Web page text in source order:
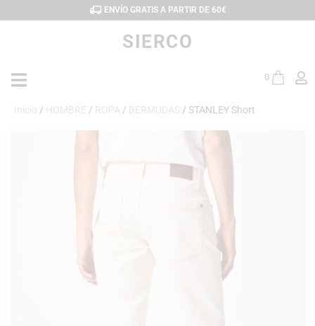
ENVÍO GRATIS A PARTIR DE 60€
SIERCO
0
Inicio / HOMBRE / ROPA / BERMUDAS / STANLEY Short